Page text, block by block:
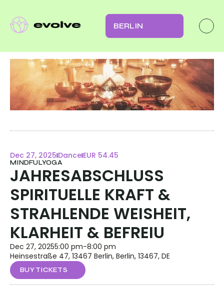
BERLIN
Dec 27, 2025 Dance EUR 54.45
MINDFULYOGA
JAHRESABSCHLUSS
SPIRITUELLE KRAFT &
STRAHLENDE WEISHEIT,
KLARHEIT & BEFREIU
Dec 27, 20255:00 pm-8:00 pm
Heinsestraße 47, 13467 Berlin, Berlin, 13467, DE
BUY TICKETS